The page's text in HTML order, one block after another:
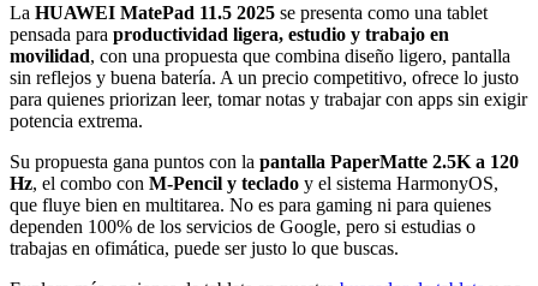
La HUAWEI MatePad 11.5 2025 se presenta como una tablet
pensada para productividad ligera, estudio y trabajo en
movilidad, con una propuesta que combina diseño ligero, pantalla
sin reflejos y buena batería. A un precio competitivo, ofrece lo justo
para quienes priorizan leer, tomar notas y trabajar con apps sin exigir
potencia extrema.
Su propuesta gana puntos con la pantalla PaperMatte 2.5K a 120
Hz, el combo con M-Pencil y teclado y el sistema HarmonyOS,
que fluye bien en multitarea. No es para gaming ni para quienes
dependen 100% de los servicios de Google, pero si estudias o
trabajas en ofimática, puede ser justo lo que buscas.